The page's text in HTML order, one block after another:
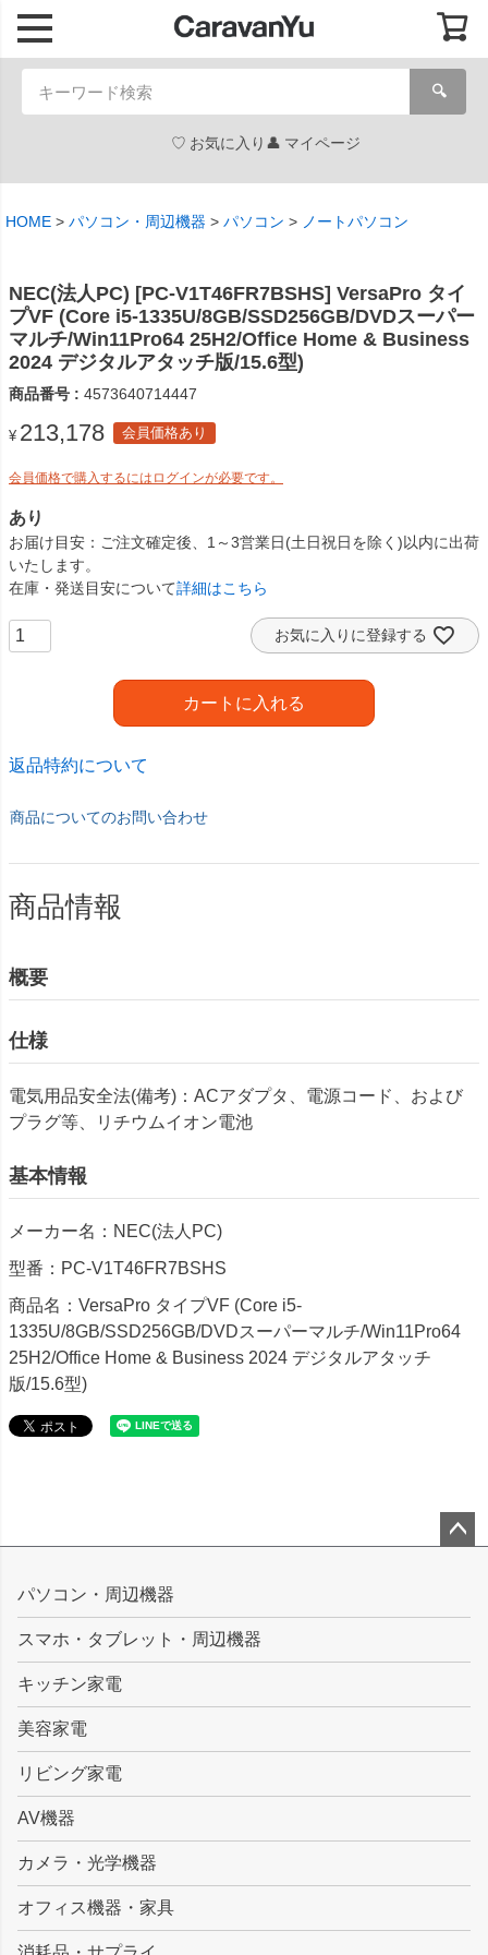
🔍
お気に入り マイページ
HOME パソコン・周辺機器 パソコン ノートパソコン
NEC(法人PC) [PC-V1T46FR7BSHS] VersaPro タイ
プVF (Core i5-1335U/8GB/SSD256GB/DVDスーパー
マルチ/Win11Pro64 25H2/Office Home & Business
2024 デジタルアタッチ版/15.6型)
商品番号 4573640714447
¥ 213,178 会員価格あり
会員価格で購入するにはログインが必要です。
あり
お届け目安
ご注文確定後、1～3営業日(土日祝日を除く)以内に出荷
いたします。
在庫・発送目安について詳細はこちら
お気に入りに登録する
カートに入れる
返品特約について
商品についてのお問い合わせ
商品情報
概要
仕様
電気用品安全法(備考)：ACアダプタ、電源コード、および
プラグ等、リチウムイオン電池
基本情報
メーカー名：NEC(法人PC)
型番：PC-V1T46FR7BSHS
商品名：VersaPro タイプVF (Core i5-
1335U/8GB/SSD256GB/DVDスーパーマルチ/Win11Pro64
25H2/Office Home & Business 2024 デジタルアタッチ
版/15.6型)
ップ
パソコン・周辺機器
スマホ・タブレット・周辺機器
キッチン家電
美容家電
リビング家電
AV機器
カメラ・光学機器
オフィス機器・家具